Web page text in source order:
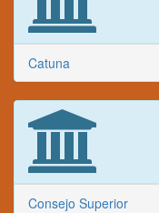
Catuna
Consejo Superior